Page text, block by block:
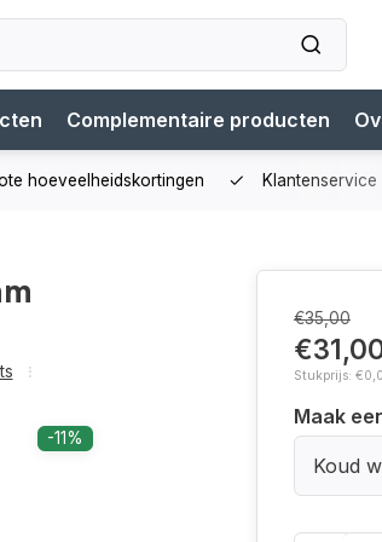
Complementaire producten
hoeveelheidskortingen
-11%
€35,00
Stukprijs:
Maak
Koud